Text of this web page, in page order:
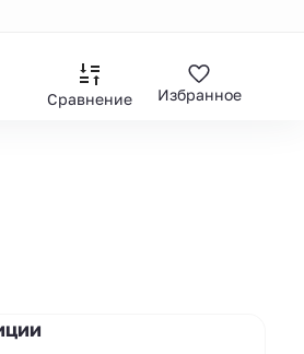
Сравнение Избранное